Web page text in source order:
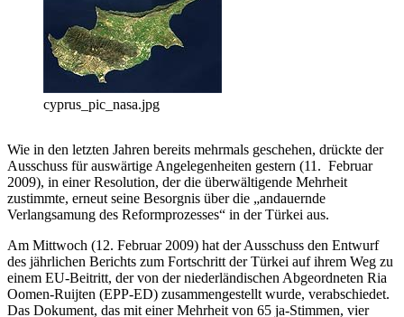
cyprus_pic_nasa.jpg
Wie in den letzten Jahren bereits mehrmals geschehen, drückte der
Ausschuss für auswärtige Angelegenheiten gestern (11. Februar
2009), in einer Resolution, der die überwältigende Mehrheit
zustimmte, erneut seine Besorgnis über die „andauernde
Verlangsamung des Reformprozesses“ in der Türkei aus.
Am Mittwoch (12. Februar 2009) hat der Ausschuss den Entwurf
des jährlichen Berichts zum Fortschritt der Türkei auf ihrem Weg zu
einem EU-Beitritt, der von der niederländischen Abgeordneten Ria
Oomen-Ruijten (EPP-ED) zusammengestellt wurde, verabschiedet.
Das Dokument, das mit einer Mehrheit von 65 ja-Stimmen, vier